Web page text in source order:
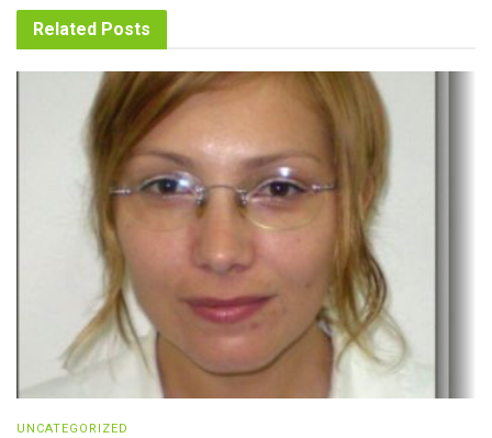
Related Posts
UNCATEGORIZED